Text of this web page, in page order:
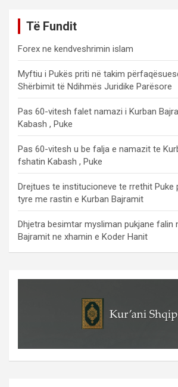
Të Fundit
Forex ne kendveshrimin islam
Myftiu i Pukës priti në takim
Shërbimit të Ndihmës Juridike Parësore
Pas 60-vitesh falet namazi i Kurban
Kabash , Puke
Pas 60-vitesh u be falja e namazit te
fshatin Kabash , Puke
Drejtues te institucioneve te rrethit Puke
tyre me rastin e Kurban Bajramit
Dhjetra besimtar mysliman pukjane falin
Bajramit ne xhamin e Koder Hanit